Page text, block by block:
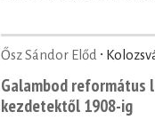
Ősz Sándor Előd ∙
Galambod református
kezdetektől 1908-ig